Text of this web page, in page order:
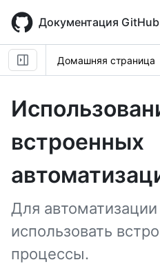
main
content
Документация GitHub
Домашняя страница
встроенных
Для
использовать
процессы.